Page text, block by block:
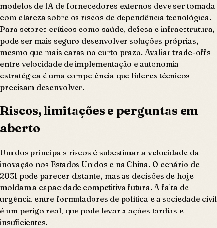
modelos de IA de fornecedores externos deve ser tomada
com clareza sobre os riscos de dependência tecnológica.
Para setores críticos como saúde, defesa e infraestrutura,
pode ser mais seguro desenvolver soluções próprias,
mesmo que mais caras no curto prazo. Avaliar trade-offs
entre velocidade de implementação e autonomia
estratégica é uma competência que líderes técnicos
precisam desenvolver.
Riscos, limitações e perguntas em
aberto
Um dos principais riscos é subestimar a velocidade da
inovação nos Estados Unidos e na China. O cenário de
2031 pode parecer distante, mas as decisões de hoje
moldam a capacidade competitiva futura. A falta de
urgência entre formuladores de política e a sociedade civil
é um perigo real, que pode levar a ações tardias e
insuficientes.